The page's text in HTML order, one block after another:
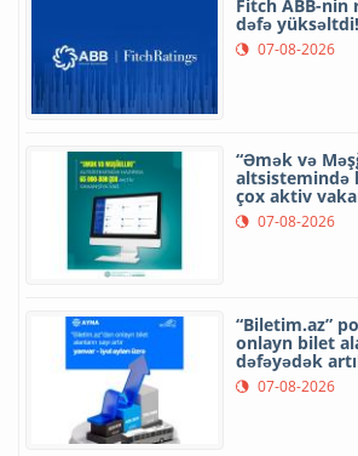
Fitch ABB-
dəfə yüksəltdi!
07-08-2026
“Əmək və
altsistemində
çox aktiv
07-08-2026
“Biletim.az”
onlayn bilet
dəfəyədək
07-08-2026